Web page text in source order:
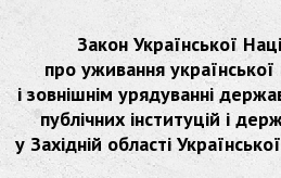
Закон Української
про уживання
і зовнішнім урядуванні
публічних інституцій і
у Західній області